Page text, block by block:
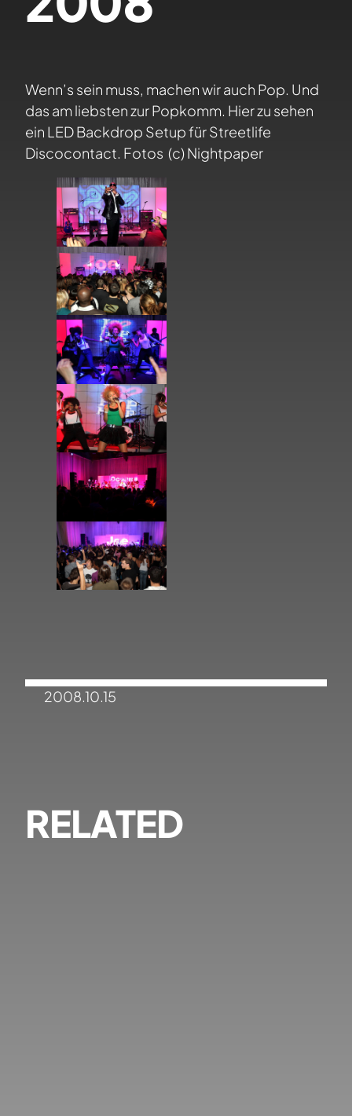
Wenn’s sein muss, machen wir auch Pop. Und
das am liebsten zur Popkomm. Hier zu sehen
ein LED Backdrop Setup für Streetlife
Discocontact. Fotos (c) Nightpaper
2008.10.15
RELATED